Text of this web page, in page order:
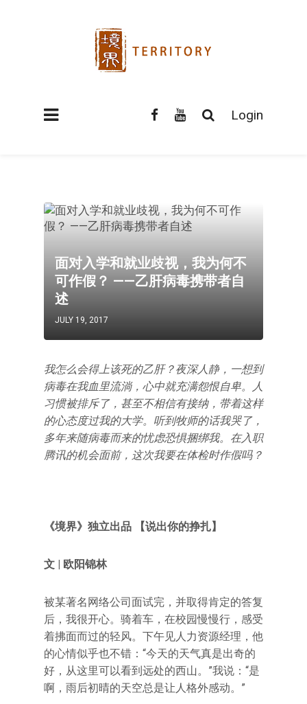
Login
面对入学和就业歧视，我为何不
可作假？ ——乙肝病毒携带者自
述
JULY 19, 2017
我怎么会得上该死的乙肝？夜深人静，一想到
病毒在我血里流淌，心中就充满怨恨自卑。人
习惯被排斥了，甚至不相信有接纳，带着这样
的心态度过我的大学。听到牧师的话我哭了，
多年来随病毒而来的忧虑恐惧捆绑我。在入职
腾讯的机会面前，这次我要在体检时作假吗？
《境界》独立出品 【说出你的挣扎】
文 | 欧阳锦林
被某著名网络公司面试完，并取得肯定的答复
后，我很开心。骑着车，在校园慢慢行，感受
着拂面而过的轻风。下午见人力资源经理，他
的心情似乎也不错：“今天的天气真是出奇的
好，从这里可以看到远处的西山。”我说：“是
啊，雨后初晴的天空总是让人格外感动。”